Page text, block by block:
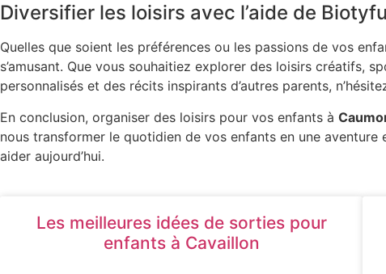
Diversifier les loisirs avec l’aide de
Quelles que soient les préférences ou les passions de vos
s’amusant. Que vous souhaitiez explorer des loisirs créatifs,
personnalisés et des récits inspirants d’autres parents,
En conclusion, organiser des loisirs pour vos enfants à
nous transformer le quotidien de vos enfants en une
aider aujourd’hui.
Les meilleures idées de sorties pour
enfants à Cavaillon